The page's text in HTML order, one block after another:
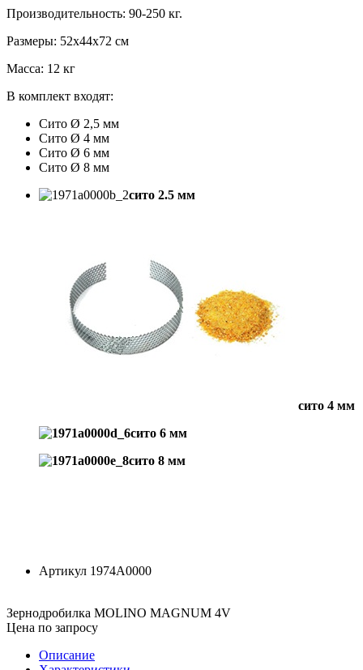
Производительность: 90-250 кг.
Размеры: 52x44x72 см
Масса: 12 кг
В комплект входят:
Сито Ø 2,5 мм
Сито Ø 4 мм
Сито Ø 6 мм
Сито Ø 8 мм
сито 2.5 мм
сито 4 мм
сито 6 мм
сито 8 мм
Артикул 1974A0000
Зернодробилка MOLINO MAGNUM 4V
Цена по запросу
Описание